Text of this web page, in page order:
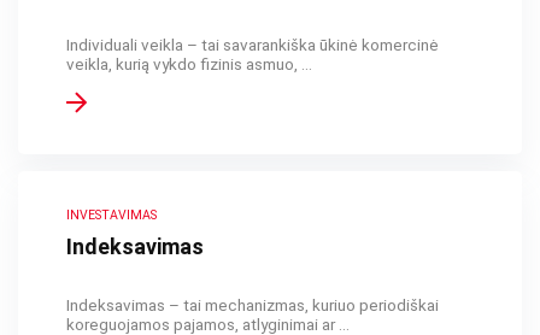
Individuali veikla – tai savarankiška ūkinė komercinė
veikla, kurią vykdo fizinis asmuo, ...
INVESTAVIMAS
Indeksavimas
Indeksavimas – tai mechanizmas, kuriuo periodiškai
koreguojamos pajamos, atlyginimai ar ...